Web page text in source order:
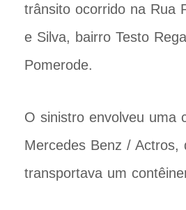
trânsito ocorrido na Rua
e Silva, bairro Testo
Pomerode.
O sinistro envolveu uma
Mercedes Benz / Actros,
transportava um